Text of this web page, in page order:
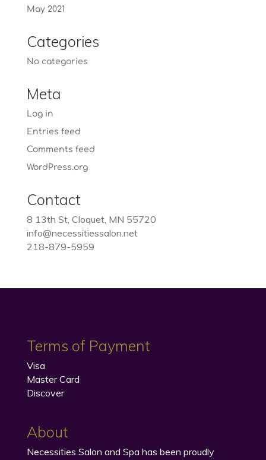
May 2021
Categories
No categories
Meta
Log in
Entries feed
Comments feed
WordPress.org
Contact
8 13th St, Cloquet, MN 55720
info@necessitiessalon.net
218-879-5959
Terms of Payment
Visa
Master Card
Discover
About
Necessities Salon and Spa has been proudly